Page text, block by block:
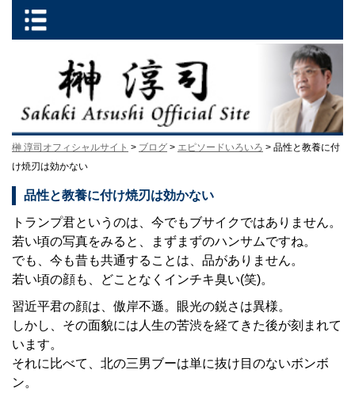
榊 淳司オフィシャルサイト > ブログ > エピソードいろいろ > 品性と教養に付
け焼刃は効かない
品性と教養に付け焼刃は効かない
トランプ君というのは、今でもブサイクではありません。
若い頃の写真をみると、まずまずのハンサムですね。
でも、今も昔も共通することは、品がありません。
若い頃の顔も、どことなくインチキ臭い(笑)。
習近平君の顔は、傲岸不遜。眼光の鋭さは異様。
しかし、その面貌には人生の苦渋を経てきた後が刻まれて
います。
それに比べて、北の三男ブーは単に抜け目のないボンボ
ン。